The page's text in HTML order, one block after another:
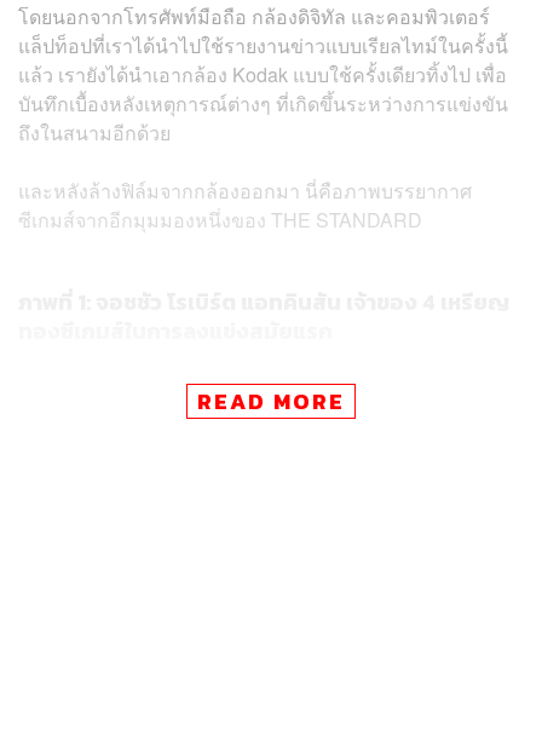
โดยนอกจากโทรศัพท์มือถือ กล้องดิจิทัล และคอมพิวเตอร์
แล็ปท็อปที่เราได้นำไปใช้รายงานข่าวแบบเรียลไทม์ในครั้งนี้
แล้ว เรายังได้นำเอากล้อง Kodak แบบใช้ครั้งเดียวทิ้งไป เพื่อ
บันทึกเบื้องหลังเหตุการณ์ต่างๆ ที่เกิดขึ้นระหว่างการแข่งขัน
ถึงในสนามอีกด้วย
และหลังล้างฟิล์มจากกล้องออกมา นี่คือภาพบรรยากาศ
ซีเกมส์จากอีกมุมมองหนึ่งของ THE STANDARD
READ MORE